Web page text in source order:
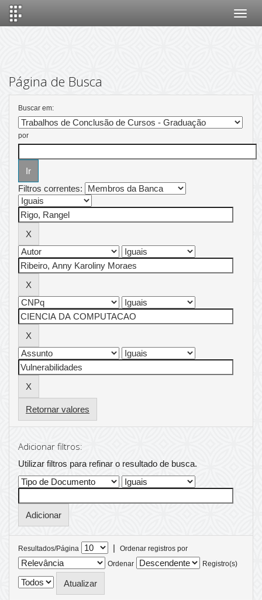
Página de Busca
Buscar em:
por
Filtros correntes:
Retornar valores
Adicionar filtros:
Utilizar filtros para refinar o resultado de busca.
Resultados/Página |
Ordenar registros por
Ordenar
Registro(s)